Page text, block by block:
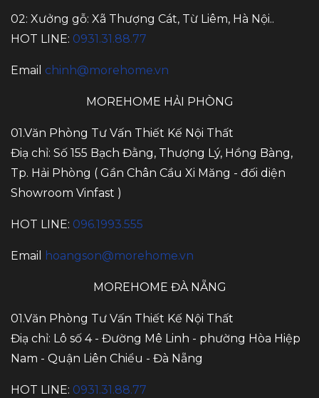
02: Xưởng gỗ: Xã Thượng Cát, Từ Liêm, Hà Nội..
HOT LINE: 0931.31.88.77
Email chinh@morehome.vn
MOREHOME HẢI PHÒNG
01.Văn Phòng Tư Vấn Thiết Kế Nội Thất
Điạ chỉ: Số 155 Bạch Đằng, Thượng Lý, Hồng Bàng,
Tp. Hải Phòng ( Gần Chân Cầu Xi Măng - đối diện
Showroom Vinfast )
HOT LINE: 096.1993.555
Email hoangson@morehome.vn
MOREHOME ĐÀ NẴNG
01.Văn Phòng Tư Vấn Thiết Kế Nội Thất
Điạ chỉ: Lô số 4 - Đường Mê Linh - phường Hòa Hiệp
Nam - Quận Liên Chiểu - Đà Nẵng
HOT LINE: 0931.31.88.77